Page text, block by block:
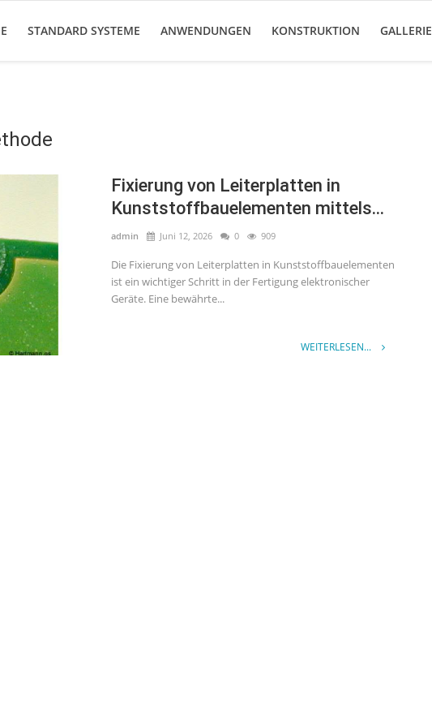
STANDARD SYSTEME ANWENDUNGEN KONSTRUKTION GALLERIE
Fixierung von Leiterplatten in
Kunststoffbauelementen mittels...
admin Juni 12, 2026 0 909
Die Fixierung von Leiterplatten in Kunststoffbauelementen
ist ein wichtiger Schritt in der Fertigung elektronischer
Geräte. Eine bewährte...
WEITERLESEN...